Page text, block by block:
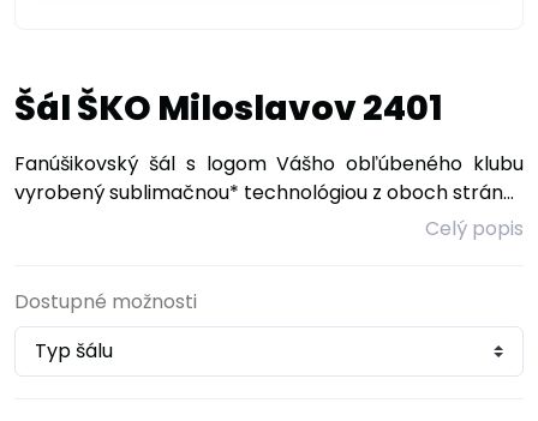
Šál ŠKO Miloslavov 2401
Fanúšikovský šál s logom Vášho obľúbeného klubu
vyrobený sublimačnou* technológiou z oboch strán...
Celý popis
Dostupné možnosti